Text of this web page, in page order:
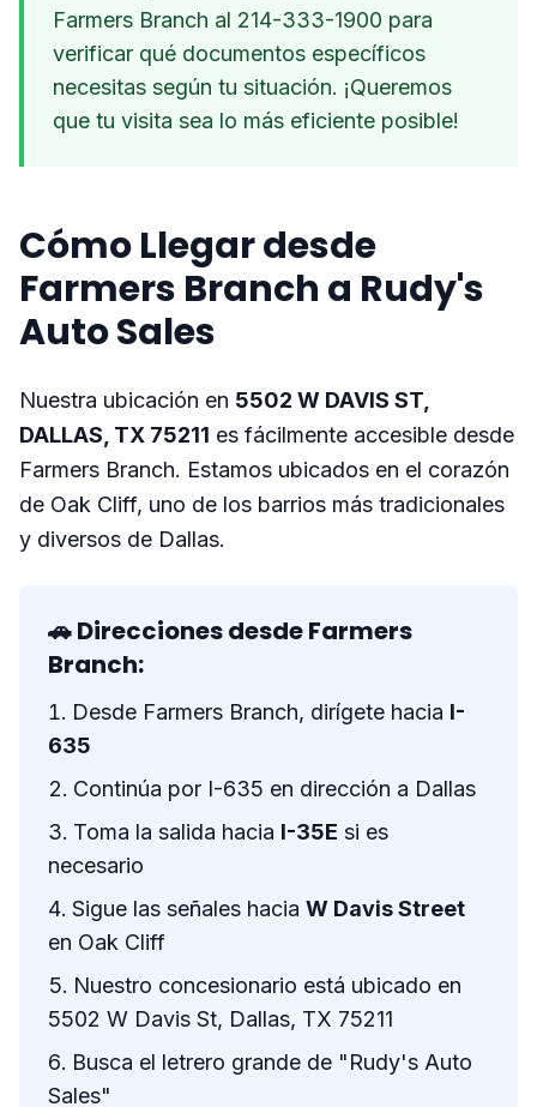
Farmers Branch al 214-333-1900 para
verificar qué documentos específicos
necesitas según tu situación. ¡Queremos
que tu visita sea lo más eficiente posible!
Cómo Llegar desde
Farmers Branch a Rudy's
Auto Sales
Nuestra ubicación en 5502 W DAVIS ST,
DALLAS, TX 75211 es fácilmente accesible desde
Farmers Branch. Estamos ubicados en el corazón
de Oak Cliff, uno de los barrios más tradicionales
y diversos de Dallas.
🚗 Direcciones desde Farmers
Branch:
Desde Farmers Branch, dirígete hacia I-
635
Continúa por I-635 en dirección a Dallas
Toma la salida hacia I-35E si es
necesario
Sigue las señales hacia W Davis Street
en Oak Cliff
Nuestro concesionario está ubicado en
5502 W Davis St, Dallas, TX 75211
Busca el letrero grande de "Rudy's Auto
Sales"